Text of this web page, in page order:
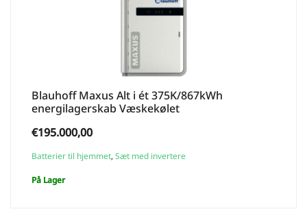
Blauhoff Maxus Alt i ét 375K/867kWh
energilagerskab Væskekølet
€195.000,00
Batterier til hjemmet, Sæt med invertere
På Lager